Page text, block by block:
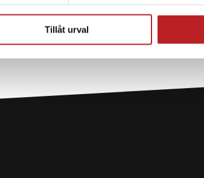
Tillåt urval